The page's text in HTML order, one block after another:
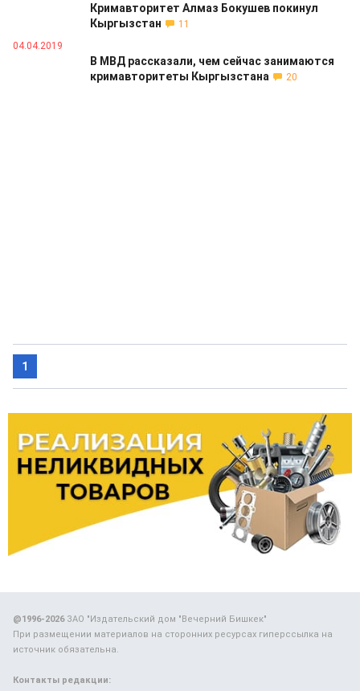
Кримавторитет Алмаз Бокушев покинул
Кыргызстан
11
04.04.2019
В МВД рассказали, чем сейчас занимаются
кримавторитеты Кыргызстана
20
1
@1996-2026ЗАО "Издательский дом "Вечерний Бишкек"
При размещении материалов на сторонних ресурсах гиперссылка на
источник обязательна.
Контакты редакции: